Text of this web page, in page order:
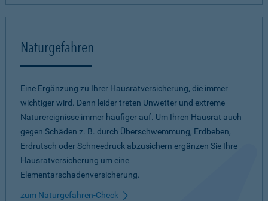
Naturgefahren
Eine Ergänzung zu Ihrer Hausratversicherung, die immer
wichtiger wird. Denn leider treten Unwetter und extreme
Naturereignisse immer häufiger auf. Um Ihren Hausrat auch
gegen Schäden z. B. durch Überschwemmung, Erdbeben,
Erdrutsch oder Schneedruck abzusichern ergänzen Sie Ihre
Hausratversicherung um eine
Elementarschadenversicherung.
zum Naturgefahren-Check